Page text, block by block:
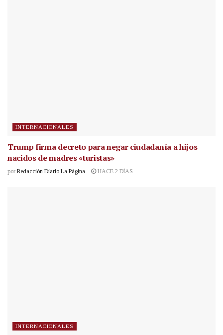
INTERNACIONALES
Trump firma decreto para negar ciudadanía a hijos
nacidos de madres «turistas»
por Redacción Diario La Página HACE 2 DÍAS
INTERNACIONALES